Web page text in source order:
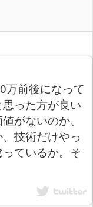
万前後になって
った方が良い
がないのか、
技術だけやっ
ているか。そ